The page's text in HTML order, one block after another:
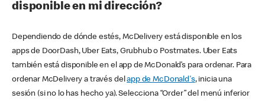
disponible en mi dirección?
Dependiendo de dónde estés, McDelivery está disponible en los
apps de DoorDash, Uber Eats, Grubhub o Postmates. Uber Eats
también está disponible en el app de McDonald’s para ordenar. Para
ordenar McDelivery a través delapp de McDonald's, inicia una
sesión (si no lo has hecho ya). Selecciona “Order” del menú inferior